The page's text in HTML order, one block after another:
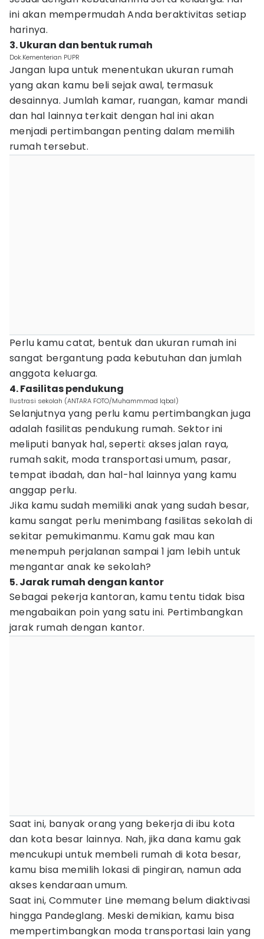
ini akan mempermudah Anda beraktivitas setiap
harinya.
3. Ukuran dan bentuk rumah
Dok.Kementerian PUPR
Jangan lupa untuk menentukan ukuran rumah
yang akan kamu beli sejak awal, termasuk
desainnya. Jumlah kamar, ruangan, kamar mandi
dan hal lainnya terkait dengan hal ini akan
menjadi pertimbangan penting dalam memilih
rumah tersebut.
Perlu kamu catat, bentuk dan ukuran rumah ini
sangat bergantung pada kebutuhan dan jumlah
anggota keluarga.
4. Fasilitas pendukung
Ilustrasi sekolah (ANTARA FOTO/Muhammmad Iqbal)
Selanjutnya yang perlu kamu pertimbangkan juga
adalah fasilitas pendukung rumah. Sektor ini
meliputi banyak hal, seperti: akses jalan raya,
rumah sakit, moda transportasi umum, pasar,
tempat ibadah, dan hal-hal lainnya yang kamu
anggap perlu.
Jika kamu sudah memiliki anak yang sudah besar,
kamu sangat perlu menimbang fasilitas sekolah di
sekitar pemukimanmu. Kamu gak mau kan
menempuh perjalanan sampai 1 jam lebih untuk
mengantar anak ke sekolah?
5. Jarak rumah dengan kantor
Sebagai pekerja kantoran, kamu tentu tidak bisa
mengabaikan poin yang satu ini. Pertimbangkan
jarak rumah dengan kantor.
Saat ini, banyak orang yang bekerja di ibu kota
dan kota besar lainnya. Nah, jika dana kamu gak
mencukupi untuk membeli rumah di kota besar,
kamu bisa memilih lokasi di pingiran, namun ada
akses kendaraan umum.
Saat ini, Commuter Line memang belum diaktivasi
hingga Pandeglang. Meski demikian, kamu bisa
mempertimbangkan moda transportasi lain yang